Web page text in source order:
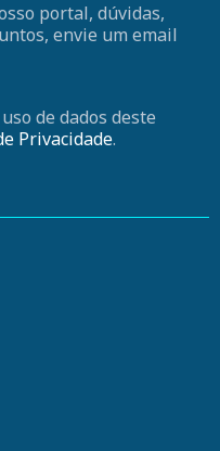
portal, dúvidas,
envie um email
de dados deste
Privacidade.